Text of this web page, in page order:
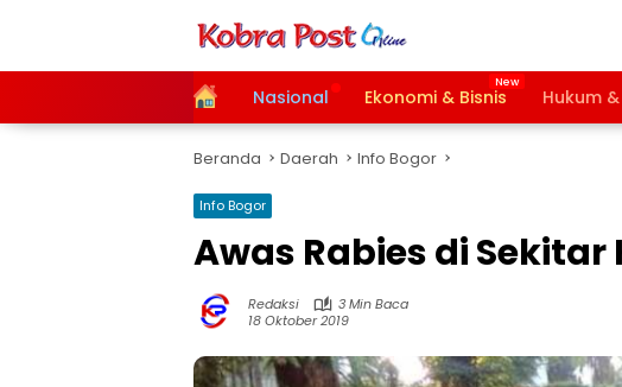
HomeNasional Ekonomi & Bisnis Hukum
Beranda Daerah Info Bogor
Info Bogor
Awas Rabies di Sekitar
Redaksi
3 Min Baca
18 Oktober 2019